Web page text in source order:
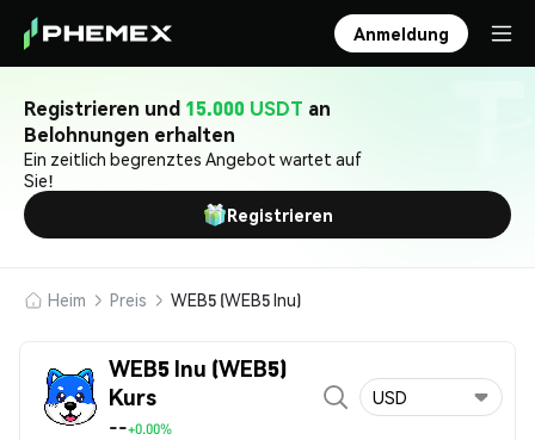
Anmeldung
Registrieren und 15.000 USDT an
Belohnungen erhalten
Ein zeitlich begrenztes Angebot wartet auf
Sie!
Registrieren
Heim Preis WEB5 (WEB5 Inu)
WEB5 Inu (WEB5)
Kurs
--+0.00%
USD